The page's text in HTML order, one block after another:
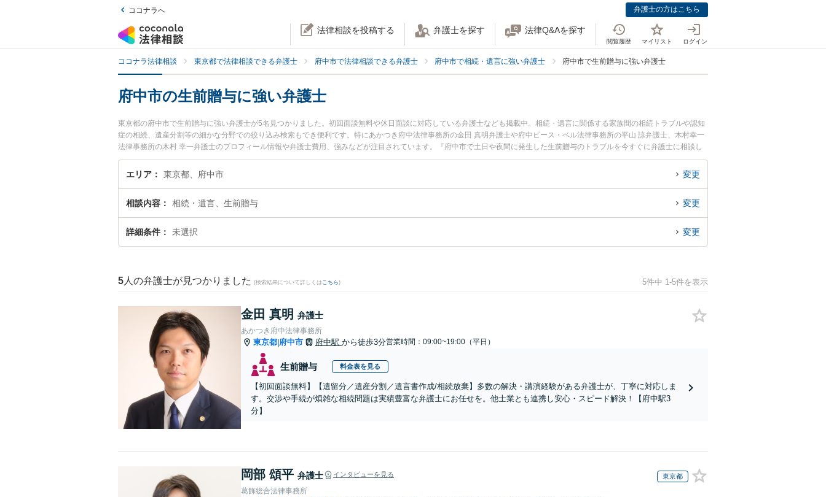
ココナラへ 弁護士の方はこちら
法律相談を投稿する 弁護士を探す 法律Q&Aを探す
閲覧履歴 マイリスト ログイン
ココナラ法律相談 東京都で法律相談できる弁護士 府中市で法律相談できる弁護士 府中市で相続・遺言に強い弁護士 府中市で生前贈与に強い弁護士
府中市の生前贈与に強い弁護士
東京都の府中市で生前贈与に強い弁護士が5名見つかりました。初回面談無料や休日面談に対応している弁護士なども掲載中。相続・遺言に関係する家族間の相続トラブルや認知
症の相続、遺産分割等の細かな分野での絞り込み検索もでき便利です。特にあかつき府中法律事務所の金田 真明弁護士や府中ピース・ベル法律事務所の平山 諒弁護士、木村幸一
法律事務所の木村 幸一弁護士のプロフィール情報や弁護士費用、強みなどが注目されています。『府中市で土日や夜間に発生した生前贈与のトラブルを今すぐに弁護士に相談し
たい』『生前贈与のトラブル解決の実績豊富な近くの弁護士を検索したい』『初回相談無料で生前贈与を法律相談できる府中市内の弁護士に相談予約したい』などでお困りの相談
者さんにおすすめです。
エリア 東京都、府中市 変更
相談内容 相続・遺言、生前贈与 変更
詳細条件 未選択 変更
5 人の弁護士が見つかりました (検索結果について詳しくは こちら) 5件中 1-5件を表示
金田 真明 弁護士
あかつき府中法律事務所
東京都|府中市 府中駅 から徒歩3分営業時間：09:00~19:00（平日）
生前贈与 料金表を見る
【初回面談無料】【遺留分／遺産分割／遺言書作成/相続放棄】多数の解決・講演経験がある弁護士が、丁寧に対応しま
す。交渉や手続が煩雑な相続問題は実績豊富な弁護士にお任せを。他士業とも連携し安心・スピード解決！【府中駅3
分】
岡部 頌平 弁護士 インタビューを見る 東京都
葛飾総合法律事務所